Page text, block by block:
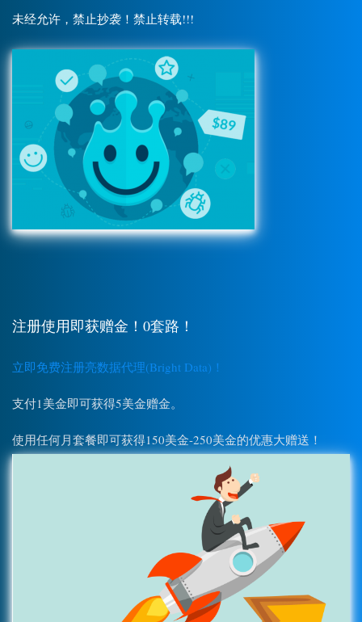
未经允许，禁止抄袭！禁止转载!!!
注册使用即获赠金！0套路！
立即免费注册亮数据代理(Bright Data)！
支付1美金即可获得5美金赠金。
使用任何月套餐即可获得150美金-250美金的优惠大赠送！